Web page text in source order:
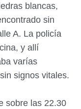
blancas,
sin
A. La policía
y allí
varías
signos vitales.
sobre las 22.30